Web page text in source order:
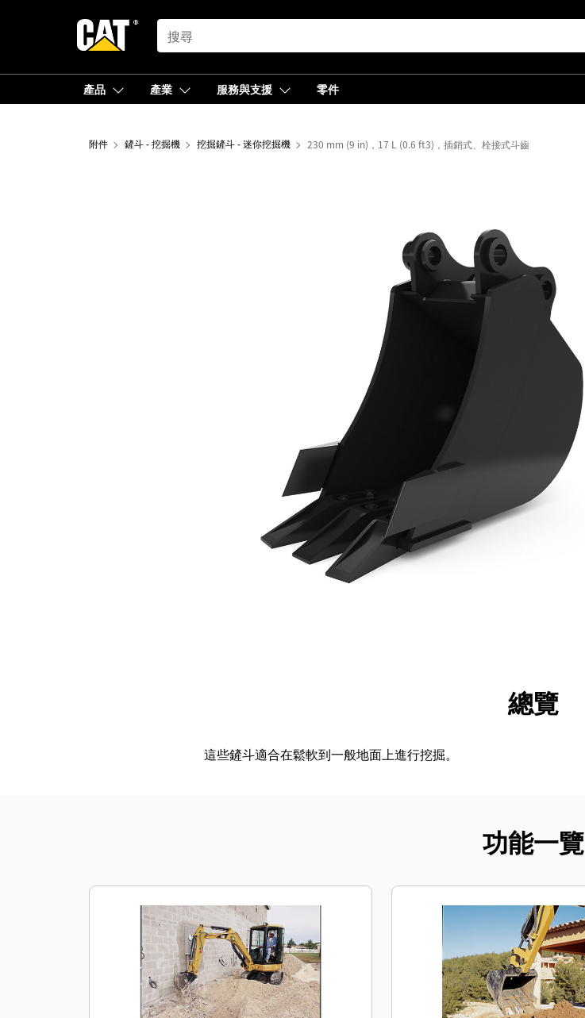
SEARCH
產品 產業 服務與支援 零件
附件 鏟斗 - 挖掘機 挖掘鏟斗 - 迷你挖掘機 230 mm (9 in)，17 L (0.6 ft3)，插銷式、栓接式斗齒
導覽總覽
這些鏟斗適合在鬆軟到一般地面上進行挖掘。
功能一覽